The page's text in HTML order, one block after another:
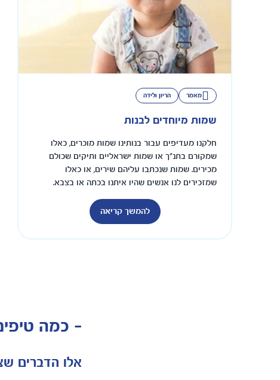
מאמר הריון ולידה
שמות מיוחדים לבנות
חלקנו מעדיפים עבור בנותינו שמות מוכרים, כאלו
שמקורם בתנ"ך או שמות ישראליים ותיקים שכולם
מכירים. שמות שנכתבו עליהם שירים, או כאלו
שמזכירים לנו אנשים שהיו איתנו בכתה או בצבא.
להמשך קריאה
- כמה
אלו הדברים